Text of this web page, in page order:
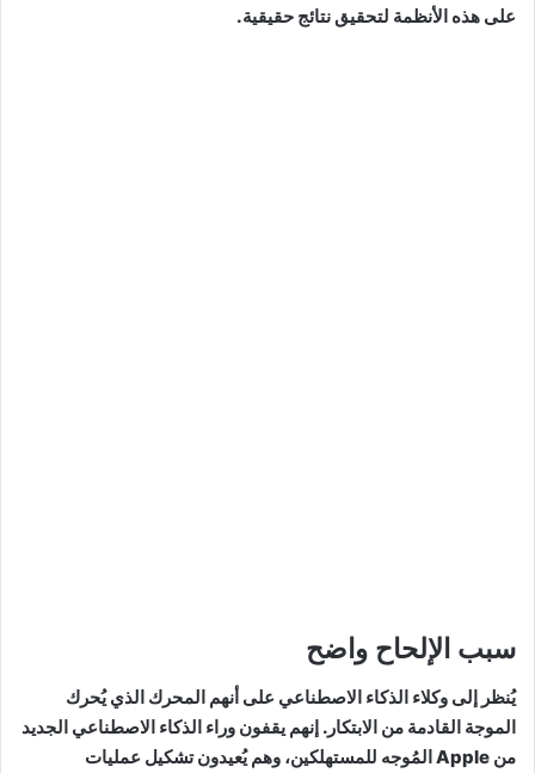
على هذه الأنظمة لتحقيق نتائج حقيقية.
سبب الإلحاح واضح
يُنظر إلى وكلاء الذكاء الاصطناعي على أنهم المحرك الذي يُحرك
الموجة القادمة من الابتكار. إنهم يقفون وراء الذكاء الاصطناعي الجديد
من Apple المُوجه للمستهلكين، وهم يُعيدون تشكيل عمليات